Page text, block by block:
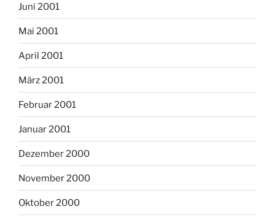
Juni 2001
Mai 2001
April 2001
März 2001
Februar 2001
Januar 2001
Dezember 2000
November 2000
Oktober 2000